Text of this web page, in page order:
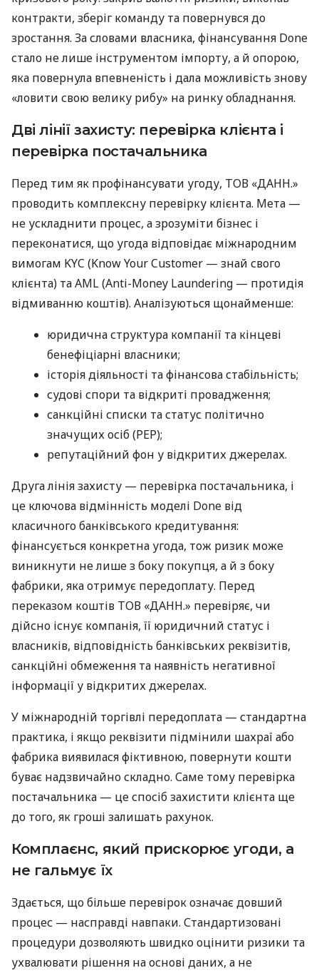
контракти, зберіг команду та повернувся до
зростання. За словами власника, фінансування Done
стало не лише інструментом імпорту, а й опорою,
яка повернула впевненість і дала можливість знову
«ловити свою велику рибу» на ринку обладнання.
Дві лінії захисту: перевірка клієнта і
перевірка постачальника
Перед тим як профінансувати угоду, ТОВ «ДАНН.»
проводить комплексну перевірку клієнта. Мета —
не ускладнити процес, а зрозуміти бізнес і
переконатися, що угода відповідає міжнародним
вимогам KYC (Know Your Customer — знай свого
клієнта) та AML (Anti-Money Laundering — протидія
відмиванню коштів). Аналізуються щонайменше:
юридична структура компанії та кінцеві
бенефіціарні власники;
історія діяльності та фінансова стабільність;
судові спори та відкриті провадження;
санкційні списки та статус політично
значущих осіб (PEP);
репутаційний фон у відкритих джерелах.
Друга лінія захисту — перевірка постачальника, і
це ключова відмінність моделі Done від
класичного банківського кредитування:
фінансується конкретна угода, тож ризик може
виникнути не лише з боку покупця, а й з боку
фабрики, яка отримує передоплату. Перед
переказом коштів ТОВ «ДАНН.» перевіряє, чи
дійсно існує компанія, її юридичний статус і
власників, відповідність банківських реквізитів,
санкційні обмеження та наявність негативної
інформації у відкритих джерелах.
У міжнародній торгівлі передоплата — стандартна
практика, і якщо реквізити підмінили шахраї або
фабрика виявилася фіктивною, повернути кошти
буває надзвичайно складно. Саме тому перевірка
постачальника — це спосіб захистити клієнта ще
до того, як гроші залишать рахунок.
Комплаєнс, який прискорює угоди, а
не гальмує їх
Здається, що більше перевірок означає довший
процес — насправді навпаки. Стандартизовані
процедури дозволяють швидко оцінити ризики та
ухвалювати рішення на основі даних, а не